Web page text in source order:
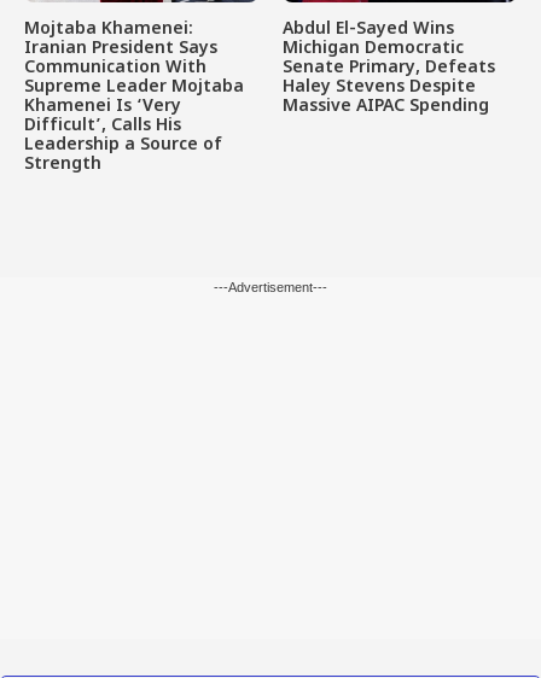
Mojtaba Khamenei:
Iranian President Says
Communication With
Supreme Leader Mojtaba
Khamenei Is ‘Very
Difficult’, Calls His
Leadership a Source of
Strength
Abdul El-Sayed Wins
Michigan Democratic
Senate Primary, Defeats
Haley Stevens Despite
Massive AIPAC Spending
---Advertisement---